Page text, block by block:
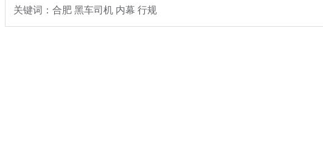
关键词：合肥 黑车司机 内幕 行规